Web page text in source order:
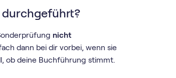
durchgeführt?
nicht
dann bei dir vorbei, wenn sie
ob deine Buchführung stimmt.